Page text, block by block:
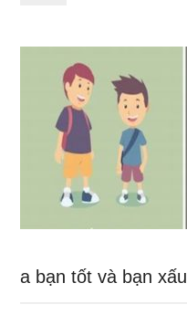
a bạn tốt và bạn xấu